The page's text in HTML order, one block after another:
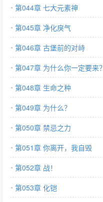
第044章 七大元素神
第045章 净化戾气
第046章 古堡前的对峙
第047章 为什么你一定要来？
第048章 生命之种
第049章 为什么？
第050章 禁忌之力
第051章 你离开，我自毁
第052章 战！
第053章 化铠